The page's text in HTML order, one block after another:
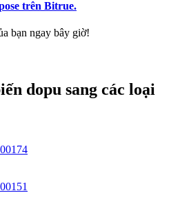
trên Bitrue.
bạn ngay bây giờ!
dopu sang các loại